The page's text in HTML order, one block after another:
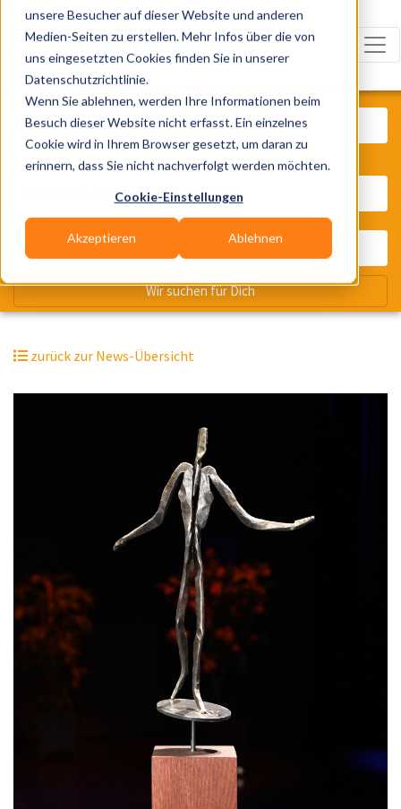
unsere Besucher auf dieser Website und anderen
Medien-Seiten zu erstellen. Mehr Infos über die von
uns eingesetzten Cookies finden Sie in unserer
Datenschutzrichtlinie.
Wenn Sie ablehnen, werden Ihre Informationen beim
Besuch dieser Website nicht erfasst. Ein einzelnes
Cookie wird in Ihrem Browser gesetzt, um daran zu
erinnern, dass Sie nicht nachverfolgt werden möchten.
Cookie-Einstellungen
Akzeptieren Ablehnen
zurück zur News-Übersicht
Was? Künstler, Zelte, Bands,
Wo? Stadt, PLZ, Ort
Wir suchen für Dich